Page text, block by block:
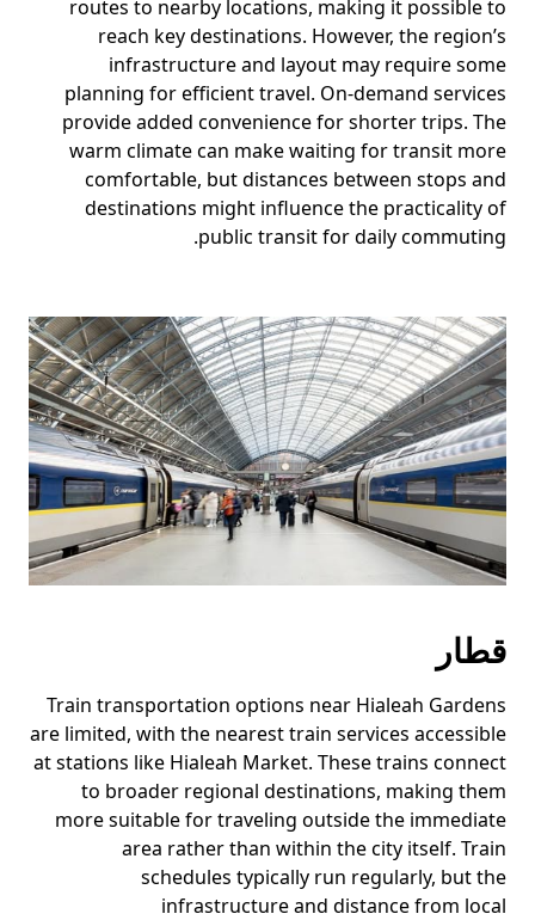
routes to nearby locations, making it possible to
reach key destinations. However, the region’s
infrastructure and layout may require some
planning for efficient travel. On-demand services
provide added convenience for shorter trips. The
warm climate can make waiting for transit more
comfortable, but distances between stops and
destinations might influence the practicality of
public transit for daily commuting.
قطار
Train transportation options near Hialeah Gardens
are limited, with the nearest train services accessible
at stations like Hialeah Market. These trains connect
to broader regional destinations, making them
more suitable for traveling outside the immediate
area rather than within the city itself. Train
schedules typically run regularly, but the
infrastructure and distance from local